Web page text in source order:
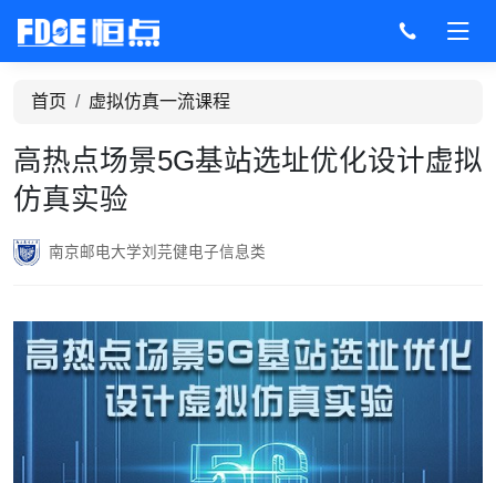
首页 虚拟仿真一流课程
高热点场景5G基站选址优化设计虚拟
仿真实验
南京邮电大学刘芫健电子信息类